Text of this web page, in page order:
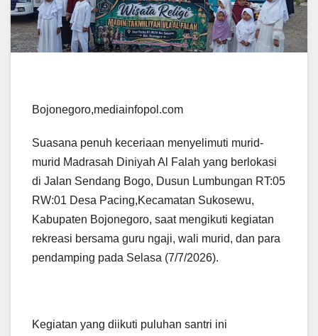
Bojonegoro,mediainfopol.com
Suasana penuh keceriaan menyelimuti murid-
murid Madrasah Diniyah Al Falah yang berlokasi
di Jalan Sendang Bogo, Dusun Lumbungan RT:05
RW:01 Desa Pacing,Kecamatan Sukosewu,
Kabupaten Bojonegoro, saat mengikuti kegiatan
rekreasi bersama guru ngaji, wali murid, dan para
pendamping pada Selasa (7/7/2026).
Kegiatan yang diikuti puluhan santri ini